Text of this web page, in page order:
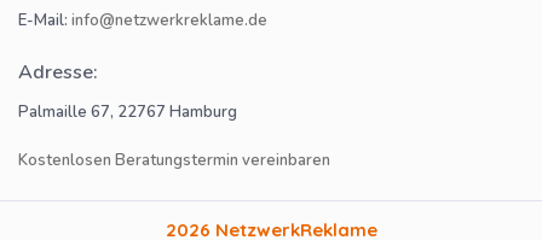
E-Mail: info@netzwerkreklame.de
Adresse:
Palmaille 67, 22767 Hamburg
Kostenlosen Beratungstermin vereinbaren
2026 NetzwerkReklame